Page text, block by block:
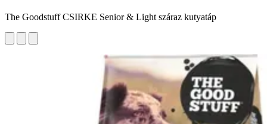
The Goodstuff CSIRKE Senior & Light száraz kutyatáp